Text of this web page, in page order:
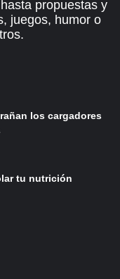
propuestas y
juegos, humor o
los cargadores
tu nutrición